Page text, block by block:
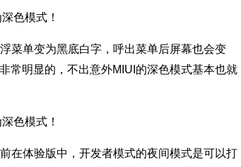
菜单变为黑底白字，呼出菜单后屏幕也会变
常明显的，不出意外MIUI的深色模式基本也就
在体验版中，开发者模式的夜间模式是可以打